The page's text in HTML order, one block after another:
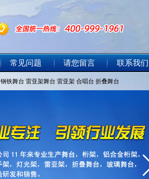
常见问题 请您留言 联系我们
钢铁舞台 雷亚架舞台 雷亚架 合唱台 折叠舞台